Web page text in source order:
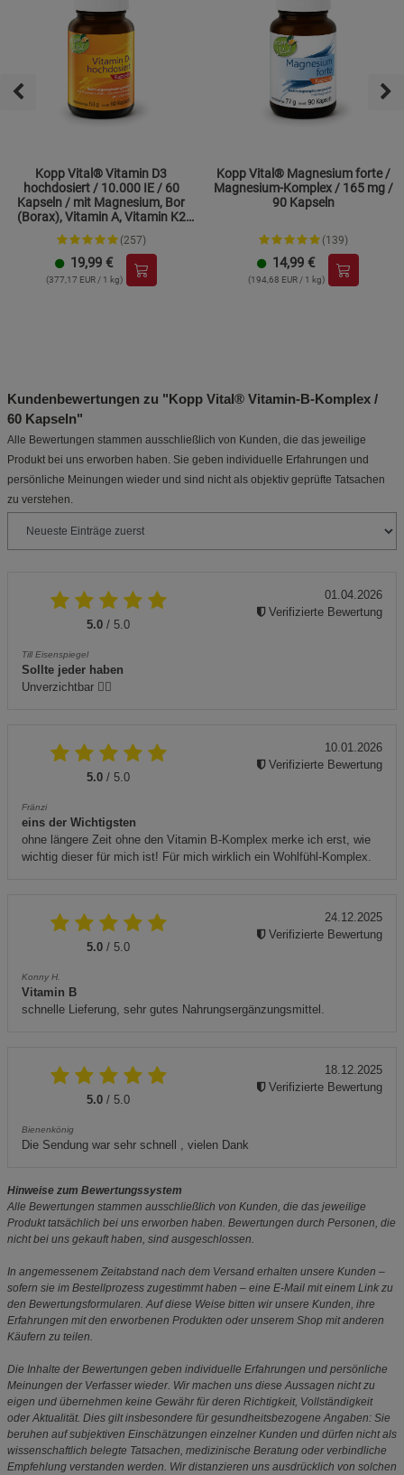
Kopp Vital® Vitamin D3
hochdosiert / 10.000 IE / 60
Kapseln / mit Magnesium, Bor
(Borax), Vitamin A, Vitamin K2
und Zink
(257)
19,99 €
(377,17 EUR / 1 kg)
Kopp Vital® Magnesium forte /
Magnesium-Komplex / 165 mg /
90 Kapseln
(139)
14,99 €
(194,68 EUR / 1 kg)
Kundenbewertungen zu "Kopp Vital® Vitamin-B-Komplex /
60 Kapseln"
Alle Bewertungen stammen ausschließlich von Kunden, die das jeweilige
Produkt bei uns erworben haben. Sie geben individuelle Erfahrungen und
persönliche Meinungen wieder und sind nicht als objektiv geprüfte Tatsachen
zu verstehen.
5.0 / 5.0
Till Eisenspiegel
Sollte jeder haben
Unverzichtbar 👍🏻
01.04.2026
Verifizierte Bewertung
5.0 / 5.0
Fränzi
eins der Wichtigsten
ohne längere Zeit ohne den Vitamin B-Komplex merke ich erst, wie
wichtig dieser für mich ist! Für mich wirklich ein Wohlfühl-Komplex.
10.01.2026
Verifizierte Bewertung
5.0 / 5.0
Konny H.
Vitamin B
schnelle Lieferung, sehr gutes Nahrungsergänzungsmittel.
24.12.2025
Verifizierte Bewertung
5.0 / 5.0
Bienenkönig
Die Sendung war sehr schnell , vielen Dank
18.12.2025
Verifizierte Bewertung
Hinweise zum Bewertungssystem
Alle Bewertungen stammen ausschließlich von Kunden, die das jeweilige
Produkt tatsächlich bei uns erworben haben. Bewertungen durch Personen, die
nicht bei uns gekauft haben, sind ausgeschlossen.
In angemessenem Zeitabstand nach dem Versand erhalten unsere Kunden –
sofern sie im Bestellprozess zugestimmt haben – eine E-Mail mit einem Link zu
den Bewertungsformularen. Auf diese Weise bitten wir unsere Kunden, ihre
Erfahrungen mit den erworbenen Produkten oder unserem Shop mit anderen
Käufern zu teilen.
Die Inhalte der Bewertungen geben individuelle Erfahrungen und persönliche
Meinungen der Verfasser wieder. Wir machen uns diese Aussagen nicht zu
eigen und übernehmen keine Gewähr für deren Richtigkeit, Vollständigkeit
oder Aktualität. Dies gilt insbesondere für gesundheitsbezogene Angaben: Sie
beruhen auf subjektiven Einschätzungen einzelner Kunden und dürfen nicht als
wissenschaftlich belegte Tatsachen, medizinische Beratung oder verbindliche
Empfehlung verstanden werden. Wir distanzieren uns ausdrücklich von solchen